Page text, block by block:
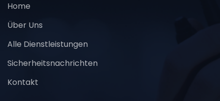
Home
Über Uns
Alle Dienstleistungen
Sicherheitsnachrichten
Kontakt